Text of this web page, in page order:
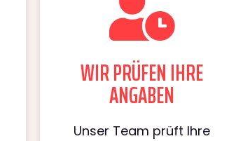
WIR PRÜFEN IHRE
ANGABEN
Unser Team prüft Ihre